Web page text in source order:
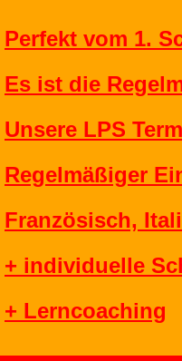
Perfekt vom 1.
Es ist die
Unsere LPS
Regelmäßiger
Französisch,
+ individuelle
+ Lerncoaching